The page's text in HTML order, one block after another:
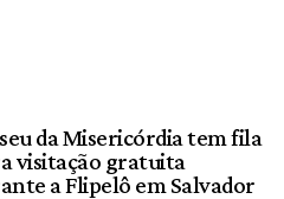
da Misericórdia tem fila
visitação gratuita
a Flipelô em Salvador